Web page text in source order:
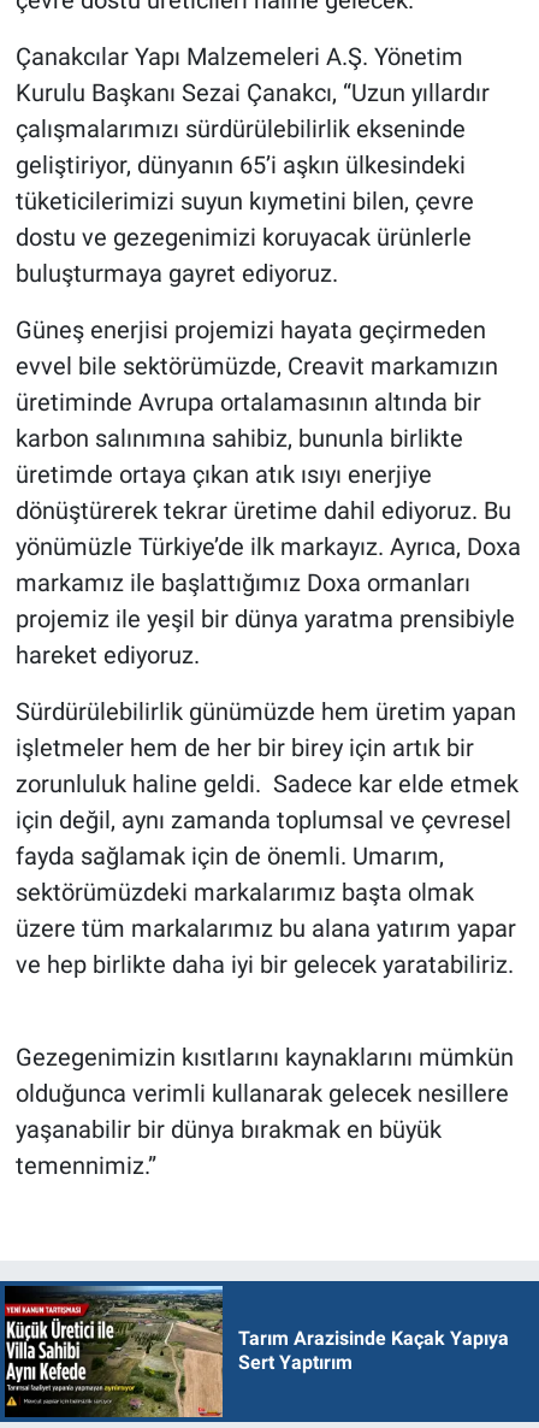
Çanakcılar Yapı Malzemeleri A.Ş. Yönetim
Kurulu Başkanı Sezai Çanakcı, “Uzun yıllardır
çalışmalarımızı sürdürülebilirlik ekseninde
geliştiriyor, dünyanın 65’i aşkın ülkesindeki
tüketicilerimizi suyun kıymetini bilen, çevre
dostu ve gezegenimizi koruyacak ürünlerle
buluşturmaya gayret ediyoruz.
Güneş enerjisi projemizi hayata geçirmeden
evvel bile sektörümüzde, Creavit markamızın
üretiminde Avrupa ortalamasının altında bir
karbon salınımına sahibiz, bununla birlikte
üretimde ortaya çıkan atık ısıyı enerjiye
dönüştürerek tekrar üretime dahil ediyoruz. Bu
yönümüzle Türkiye’de ilk markayız. Ayrıca, Doxa
markamız ile başlattığımız Doxa ormanları
projemiz ile yeşil bir dünya yaratma prensibiyle
hareket ediyoruz.
Sürdürülebilirlik günümüzde hem üretim yapan
işletmeler hem de her bir birey için artık bir
zorunluluk haline geldi. Sadece kar elde etmek
için değil, aynı zamanda toplumsal ve çevresel
fayda sağlamak için de önemli. Umarım,
sektörümüzdeki markalarımız başta olmak
üzere tüm markalarımız bu alana yatırım yapar
ve hep birlikte daha iyi bir gelecek yaratabiliriz.
Gezegenimizin kısıtlarını kaynaklarını mümkün
olduğunca verimli kullanarak gelecek nesillere
yaşanabilir bir dünya bırakmak en büyük
temennimiz.”
Tarım Arazisinde Kaçak Yapıya
Sert Yaptırım